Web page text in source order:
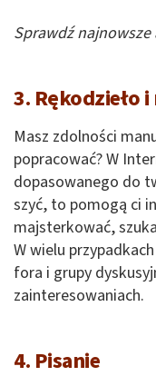
Sprawdź
3. Rękodzieło
Masz zdolności
popracować? W
dopasowanego do
szyć, to pomogą ci
majsterkować,
W wielu
fora i grupy
zainteresowaniach.
4. Pisanie